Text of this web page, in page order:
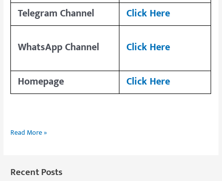
Telegram Channel
Click Here
WhatsApp Channel
Click Here
Homepage Click Here
Read More »
Recent Posts